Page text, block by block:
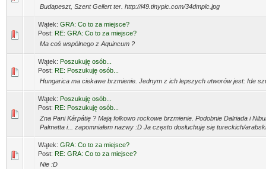
Budapeszt, Szent Gellert ter. http://i49.tinypic.com/34dmplc.jpg
Wątek: GRA: Co to za miejsce?
Post: RE: GRA: Co to za miejsce?
Ma coś wspólnego z Aquincum ?
Wątek: Poszukuję osób...
Post: RE: Poszukuję osób...
Hungarica ma ciekawe brzmienie. Jednym z ich lepszych utworów jest: Ide
Wątek: Poszukuję osób...
Post: RE: Poszukuję osób...
Zna Pani Kárpátię ? Mają folkowo rockowe brzmienie. Podobnie Dalriada i
Palmetta i... zapomniałem nazwy :D Ja często dosłuchuję się tureckich/
Wątek: GRA: Co to za miejsce?
Post: RE: GRA: Co to za miejsce?
Nie :D